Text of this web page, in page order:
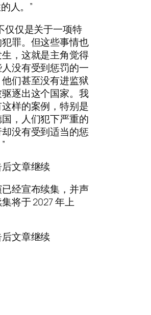
人。”
仅仅是关于一项特
罪。但这些事情也
，这就是主角觉得
没有受到惩罚的一
他们甚至没有进监狱
逐出这个国家。我
样的案例，特别是
，人们犯下严重的
没有受到适当的惩
后文章继续
经宣布续集，并声
将于 2027 年上
后文章继续